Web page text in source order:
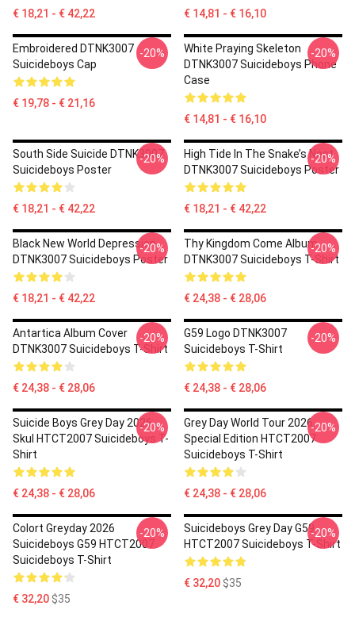
€ 18,21 - € 42,22 € 14,81 - € 16,10
Embroidered DTNK3007
Suicideboys Cap
€ 19,78 - € 21,16
-20%
White Praying Skeleton
DTNK3007 Suicideboys Phone
Case
€ 14,81 - € 16,10
-20%
South Side Suicide DTNK3007
Suicideboys Poster
€ 18,21 - € 42,22
-20%
High Tide In The Snake’s Nest
DTNK3007 Suicideboys Poster
€ 18,21 - € 42,22
-20%
Black New World Depression
DTNK3007 Suicideboys Poster
€ 18,21 - € 42,22
-20%
Thy Kingdom Come Album
DTNK3007 Suicideboys T-Shirt
€ 24,38 - € 28,06
-20%
Antartica Album Cover
DTNK3007 Suicideboys T-Shirt
€ 24,38 - € 28,06
-20%
G59 Logo DTNK3007
Suicideboys T-Shirt
€ 24,38 - € 28,06
-20%
Suicide Boys Grey Day 2026
Skul HTCT2007 Suicideboys T-
Shirt
€ 24,38 - € 28,06
-20%
Grey Day World Tour 2026
Special Edition HTCT2007
Suicideboys T-Shirt
€ 24,38 - € 28,06
-20%
Colort Greyday 2026
Suicideboys G59 HTCT2007
Suicideboys T-Shirt
€ 32,20$35
-20%
Suicideboys Grey Day G59
HTCT2007 Suicideboys T-Shirt
€ 32,20$35
-20%